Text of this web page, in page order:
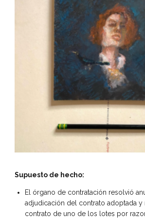
Supuesto de hecho:
El órgano de contratación resolvió
adjudicación del contrato adoptada y
contrato de uno de los lotes por